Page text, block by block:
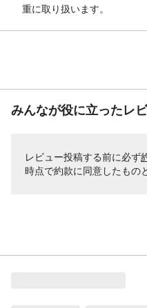
重に取り扱います。
みんなが役に立ったレ
レビュー投稿する前に必ず
時点で約款に同意したもの